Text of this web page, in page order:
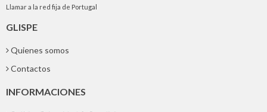
Llamar a la red fija de Portugal
GLISPE
Quienes somos
Contactos
INFORMACIONES